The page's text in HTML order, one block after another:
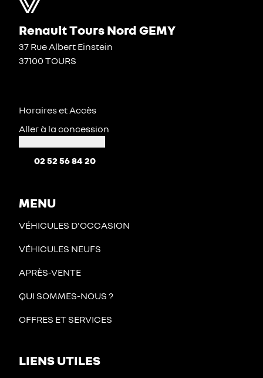
Renault Tours Nord GEMY
37 Rue Albert Einstein
37100 TOURS
Horaires et Accès
Aller à la concession
02 52 56 84 20
MENU
VÉHICULES D'OCCASION
VÉHICULES NEUFS
APRÈS-VENTE
QUI SOMMES-NOUS ?
OFFRES ET SERVICES
LIENS UTILES